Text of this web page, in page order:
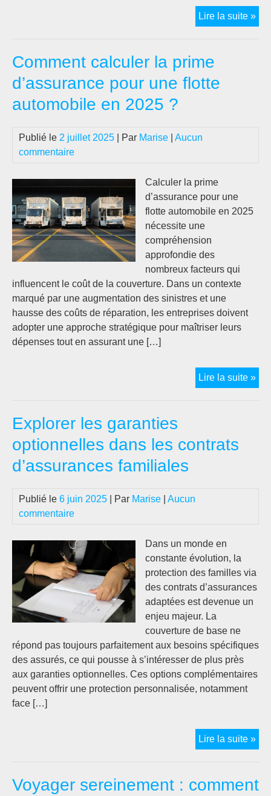
Lire la suite »
Comment calculer la prime
d’assurance pour une flotte
automobile en 2025 ?
Publié le 2 juillet 2025 | Par Marise
Aucun
commentaire
Calculer la prime
d’assurance pour une
flotte automobile en 2025
nécessite une
compréhension
approfondie des
nombreux facteurs qui
influencent le coût de la couverture. Dans un contexte
marqué par une augmentation des sinistres et une
hausse des coûts de réparation, les entreprises doivent
adopter une approche stratégique pour maîtriser leurs
dépenses tout en assurant une […]
Lire la suite »
Explorer les garanties
optionnelles dans les contrats
d’assurances familiales
Publié le 6 juin 2025 | Par Marise
Aucun
commentaire
Dans un monde en
constante évolution, la
protection des familles via
des contrats d’assurances
adaptées est devenue un
enjeu majeur. La
couverture de base ne
répond pas toujours parfaitement aux besoins spécifiques
des assurés, ce qui pousse à s’intéresser de plus près
aux garanties optionnelles. Ces options complémentaires
peuvent offrir une protection personnalisée, notamment
face […]
Lire la suite »
les
Voyager sereinement : comment